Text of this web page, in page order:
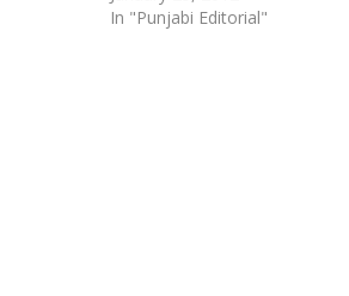
In "Punjabi Editorial"